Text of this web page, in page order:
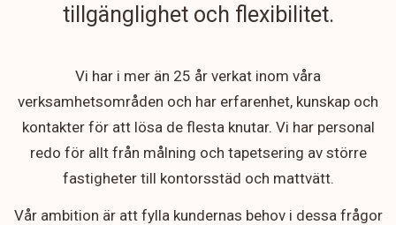
tillgänglighet och flexibilitet.
Vi har i mer än 25 år verkat inom våra
verksamhetsområden och har erfarenhet, kunskap och
kontakter för att lösa de flesta knutar. Vi har personal
redo för allt från målning och tapetsering av större
fastigheter till kontorsstäd och mattvätt.
Vår ambition är att fylla kundernas behov i dessa frågor